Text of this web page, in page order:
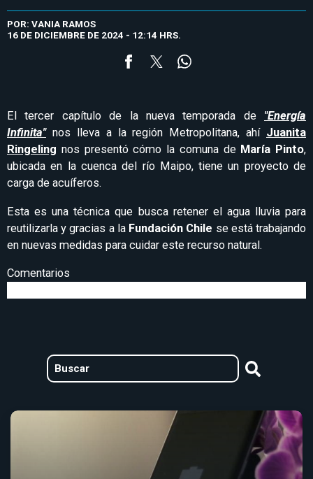
POR: VANIA RAMOS
16 DE DICIEMBRE DE 2024 - 12:14 HRS.
El tercer capítulo de la nueva temporada de "Energía
Infinita"nos lleva a la región Metropolitana, ahí Juanita
Ringeling nos presentó cómo la comuna de María Pinto,
ubicada en la cuenca del río Maipo, tiene un proyecto de
carga de acuíferos.
Esta es una técnica que busca retener el agua lluvia para
reutilizarla y gracias a laFundación Chile se está trabajando
en nuevas medidas para cuidar este recurso natural.
Comentarios